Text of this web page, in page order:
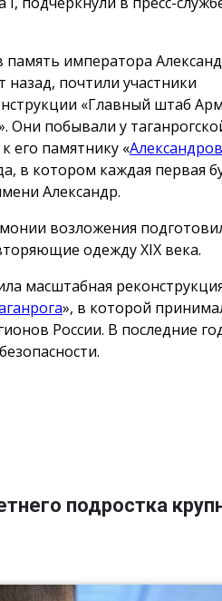
императора
почтили участники
«Главный штаб
Они побывали у
его памятнику «
в котором каждая первая
Александр.
возложения
одежду ХIX века.
масштабная
», в которой
России. В последние
подростка